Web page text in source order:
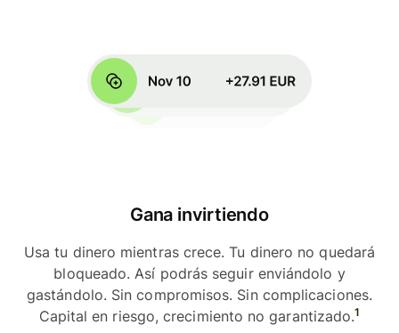
Gana invirtiendo
Usa tu dinero mientras crece. Tu dinero no quedará
bloqueado. Así podrás seguir enviándolo y
gastándolo. Sin compromisos. Sin complicaciones.
Capital en riesgo, crecimiento no garantizado.1